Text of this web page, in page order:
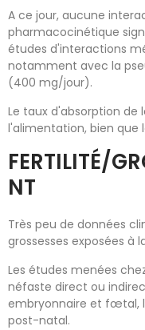
A ce jour, aucune
pharmacocinétique
études d'interactions
notamment avec la
(400 mg/jour).
Le taux d'absorption de
l'alimentation, bien que
FERTILITÉ/
NT
Très peu de données
grossesses exposées à
Les études menées
néfaste direct ou
embryonnaire et fœtal,
post-natal.